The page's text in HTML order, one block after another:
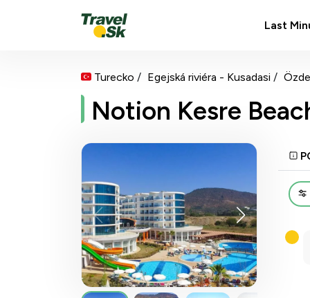
Last
Turecko Egejská riviéra - Kusadasi
Notion Kesre